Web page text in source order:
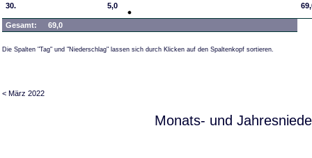
30.
5,0
Gesamt: 69,0
Die Spalten "Tag" und "Niederschlag" lassen sich durch Klicken auf den Spaltenkopf sortieren.
< März 2022
Monats- und